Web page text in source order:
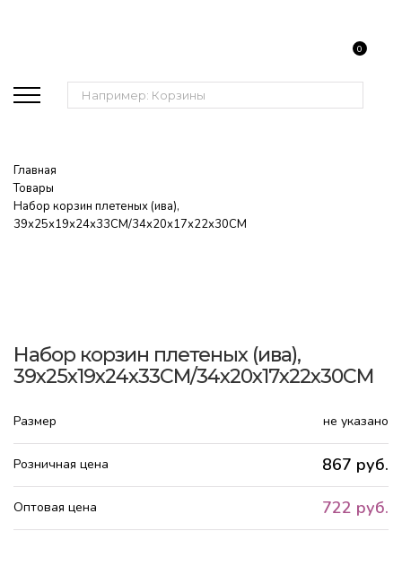
Поиск:
0
Главная
Товары
Набор корзин плетеных (ива),
39х25х19х24х33CM/34х20х17х22х30CM
Набор корзин плетеных (ива),
39х25х19х24х33CM/34х20х17х22х30CM
Размер не указано
Розничная цена 867 руб.
Оптовая цена 722 руб.